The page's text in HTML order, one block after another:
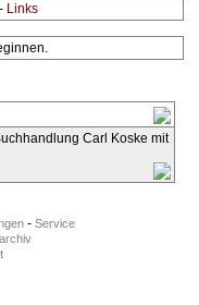
- Links
Carl Koske mit
- Service